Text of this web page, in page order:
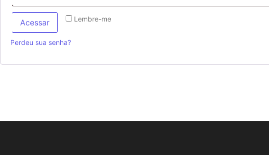
Lembre-me
Acessar
Perdeu sua senha?